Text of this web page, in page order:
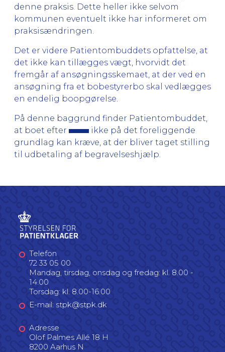
denne praksis. Dette heller ikke selvom
kommunen eventuelt ikke har informeret om
praksisændringen.
Det er videre Patientombuddets opfattelse, at
det ikke kan tillægges vægt, hvorvidt det
fremgår af ansøgningsskemaet, at der ved en
ansøgning fra et bobestyrerbo skal vedlægges
en endelig boopgørelse.
På denne baggrund finder Patientombuddet,
at boet efter
ikke på det foreliggende
grundlag kan kræve, at der bliver taget stilling
til udbetaling af begravelseshjælp.
Telefon
72 33 05 00
Mandag, tirsdag, onsdag og fredag: kl. 8.00 -
14.00
Torsdag: kl. 8.00-16.00
E-mail: stpk@stpk.dk
Adresse
Olof Palmes Allé 18 H
8200 Aarhus N